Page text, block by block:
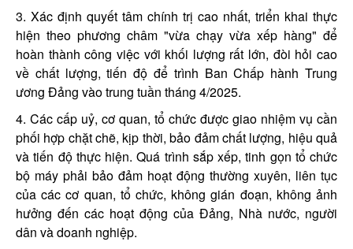
3. Xác định quyết tâm chính trị cao nhất, triển khai thực
hiện theo phương châm "vừa chạy vừa xếp hàng" để
hoàn thành công việc với khối lượng rất lớn, đòi hỏi cao
về chất lượng, tiến độ để trình Ban Chấp hành Trung
ương Đảng vào trung tuần tháng 4/2025.
4. Các cấp uỷ, cơ quan, tổ chức được giao nhiệm vụ cần
phối hợp chặt chẽ, kịp thời, bảo đảm chất lượng, hiệu quả
và tiến độ thực hiện. Quá trình sắp xếp, tinh gọn tổ chức
bộ máy phải bảo đảm hoạt động thường xuyên, liên tục
của các cơ quan, tổ chức, không gián đoạn, không ảnh
hưởng đến các hoạt động của Đảng, Nhà nước, người
dân và doanh nghiệp.